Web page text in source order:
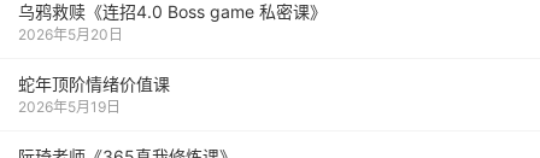
乌鸦救赎《连招4.0 Boss game 私密课》
2026年5月20日
蛇年顶阶情绪价值课
2026年5月19日